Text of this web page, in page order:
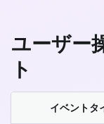
ユーザー
ト
イベントタ